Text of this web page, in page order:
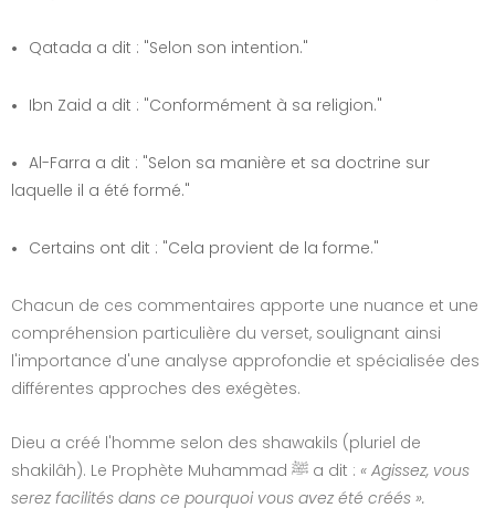
Qatada a dit : "Selon son intention."
Ibn Zaid a dit : "Conformément à sa religion."
Al-Farra a dit : "Selon sa manière et sa doctrine sur
laquelle il a été formé."
Certains ont dit : "Cela provient de la forme."
Chacun de ces commentaires apporte une nuance et une
compréhension particulière du verset, soulignant ainsi
l'importance d'une analyse approfondie et spécialisée des
différentes approches des exégètes.
Dieu a créé l'homme selon des shawakils (pluriel de
shakilâh). Le Prophète Muhammad ﷺ a dit : « Agissez, vous
serez facilités dans ce pourquoi vous avez été créés ».